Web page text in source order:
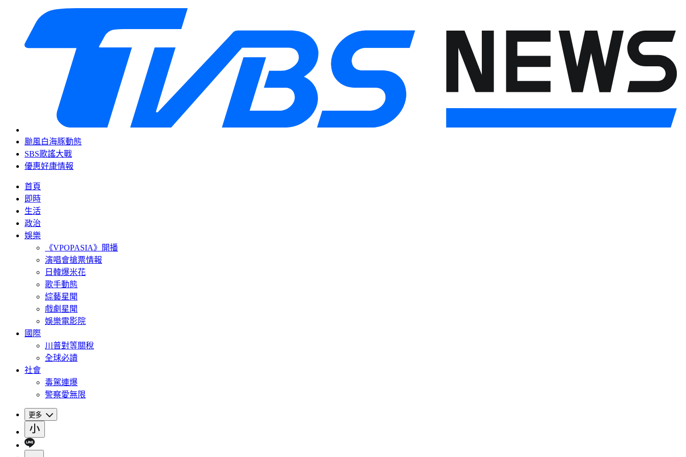
颱風白海豚動態
SBS歌謠大戰
優惠好康情報
首頁
即時
生活
政治
娛樂
《VPOPASIA》開播
演唱會搶票情報
日韓爆米花
歌手動態
綜藝星聞
戲劇星聞
娛樂電影院
國際
川普對等關稅
全球必讀
社會
毒駕連爆
警察愛無限
更多